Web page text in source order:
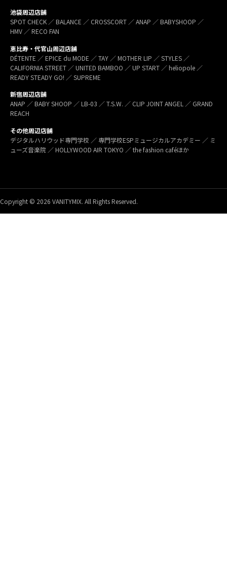
池袋周辺店舗
SPOT CHECK ／ BALANCE ／ CROSSCORT ／ ANAP ／ BABYSHOOP ／
HMV ／ RECO FAN
恵比寿・代官山周辺店舗
DÉTENTE ／ EPICE du MODE ／ TAY ／ MOTHER LIP ／ STYLES ／
CALIFORNIA STREET ／ UNITED BAMBOO ／ UP START ／ heliopole ／
READY STEADY GO! ／ SUPREME
新宿周辺店舗
ANAP ／ BABY SHOOP ／ LB-03 ／ T.S.W. ／ CLIP JOINT ANGEL ／ GRAND
REACH
その他周辺店舗
デジタルハリウッド専門学校 ／ 専門学校ESPミュージカルアカデミー ／ ミ
ューズ音楽院 ／ HOLLYWOOD AIR TOKYO ／ the fashion caféほか
Copyright © 2026 VANITYMIX. All Rights Reserved.